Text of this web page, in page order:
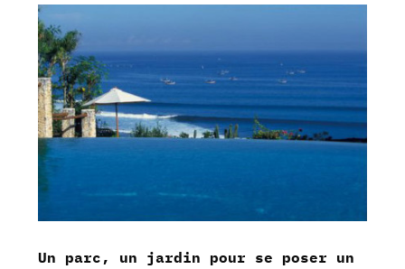
Un parc, un jardin pour se poser un